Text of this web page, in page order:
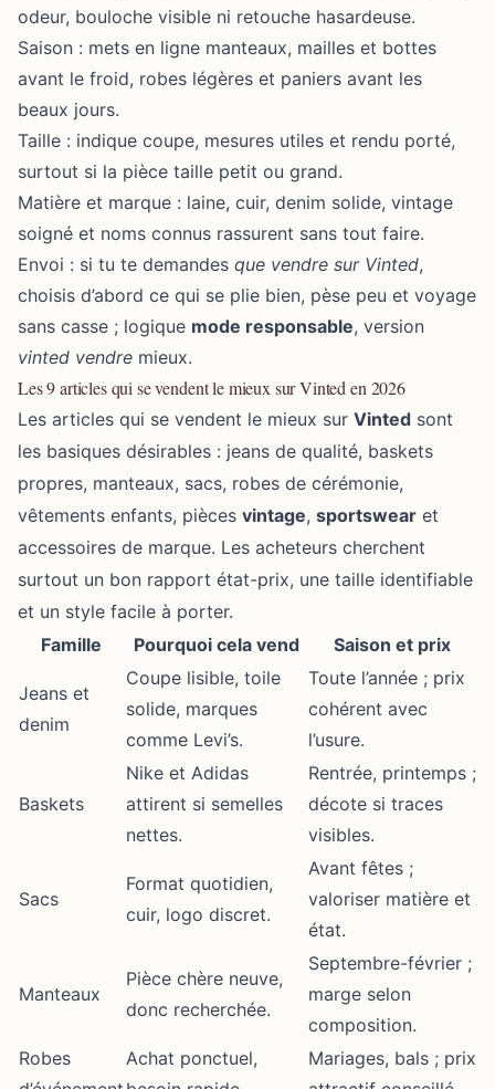
odeur, bouloche visible ni retouche hasardeuse.
Saison : mets en ligne manteaux, mailles et bottes
avant le froid, robes légères et paniers avant les
beaux jours.
Taille : indique coupe, mesures utiles et rendu porté,
surtout si la pièce taille petit ou grand.
Matière et marque : laine, cuir, denim solide, vintage
soigné et noms connus rassurent sans tout faire.
Envoi : si tu te demandes que vendre sur Vinted,
choisis d’abord ce qui se plie bien, pèse peu et voyage
sans casse ; logique mode responsable, version
vinted vendre mieux.
Les 9 articles qui se vendent le mieux sur Vinted en 2026
Les articles qui se vendent le mieux sur Vinted sont
les basiques désirables : jeans de qualité, baskets
propres, manteaux, sacs, robes de cérémonie,
vêtements enfants, pièces vintage, sportswear et
accessoires de marque. Les acheteurs cherchent
surtout un bon rapport état-prix, une taille identifiable
et un style facile à porter.
Famille
Pourquoi cela vend Saison et prix
Jeans et
denim
Coupe lisible, toile
solide, marques
comme Levi’s.
Toute l’année ; prix
cohérent avec
l’usure.
Baskets
Nike et Adidas
attirent si semelles
nettes.
Rentrée, printemps ;
décote si traces
visibles.
Sacs
Format quotidien,
cuir, logo discret.
Avant fêtes ;
valoriser matière et
état.
Manteaux
Pièce chère neuve,
donc recherchée.
Septembre-février ;
marge selon
composition.
Robes
Achat ponctuel,
Mariages, bals ; prix